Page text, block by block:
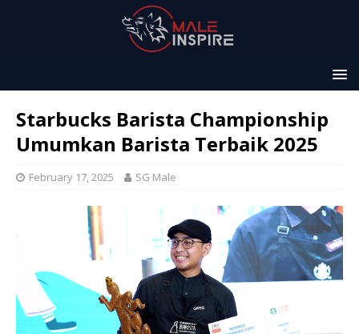
Starbucks Barista Championship
Umumkan Barista Terbaik 2025
February 17, 2025 SG Male